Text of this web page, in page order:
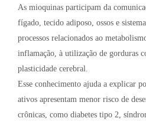
As mioquinas participam da
fígado, tecido adiposo, ossos e
processos relacionados ao
inflamação, à utilização de gorduras
plasticidade cerebral.
Esse conhecimento ajuda a explicar
ativos apresentam menor risco de
crônicas, como diabetes tipo 2,